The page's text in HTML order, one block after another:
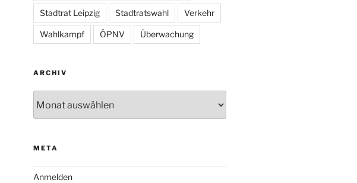
Stadtrat Leipzig Stadtratswahl Verkehr
Wahlkampf ÖPNV Überwachung
ARCHIV
META
Anmelden